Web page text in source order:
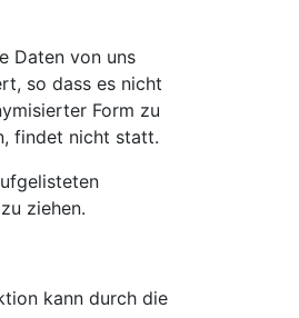
Daten von uns
so dass es nicht
Form zu
findet nicht statt.
ziehen.
kann durch die